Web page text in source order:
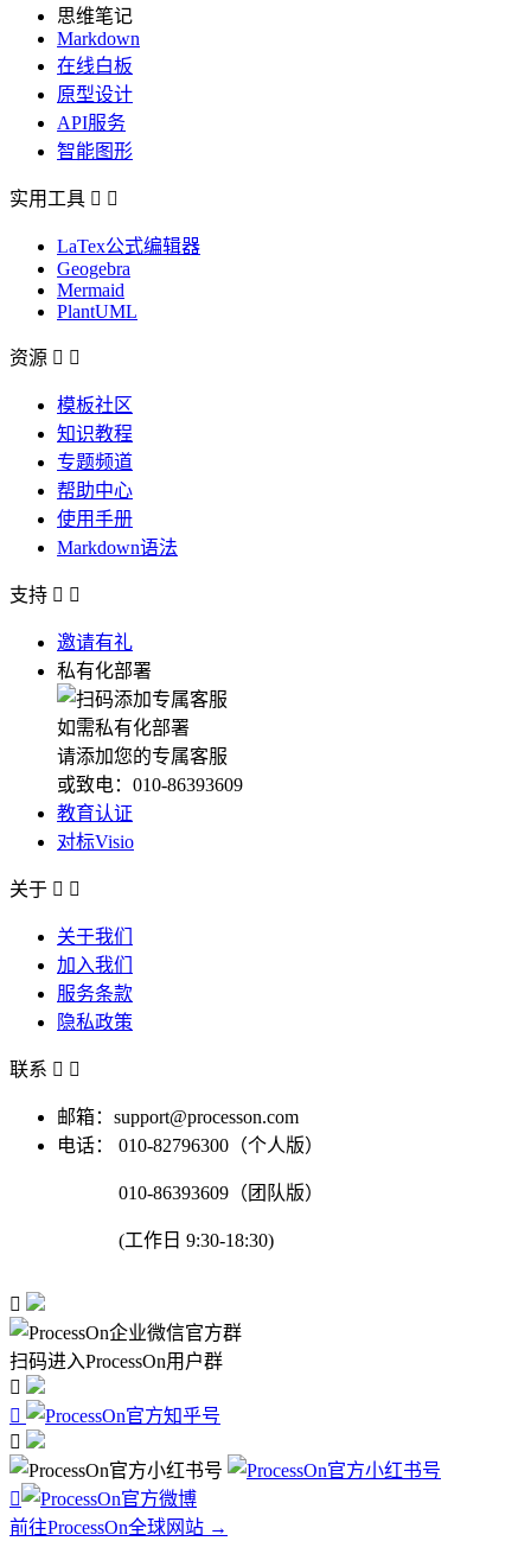
思维笔记
Markdown
在线白板
原型设计
API服务
智能图形
实用工具  
LaTex公式编辑器
Geogebra
Mermaid
PlantUML
资源  
模板社区
知识教程
专题频道
帮助中心
使用手册
Markdown语法
支持  
邀请有礼
私有化部署
如需私有化部署
请添加您的专属客服
或致电：010-86393609
教育认证
对标Visio
关于  
关于我们
加入我们
服务条款
隐私政策
联系  
邮箱：support@processon.com
电话：
010-82796300（个人版）
010-86393609（团队版）
(工作日 9:30-18:30)

扫码进入ProcessOn用户群




前往ProcessOn全球网站 →